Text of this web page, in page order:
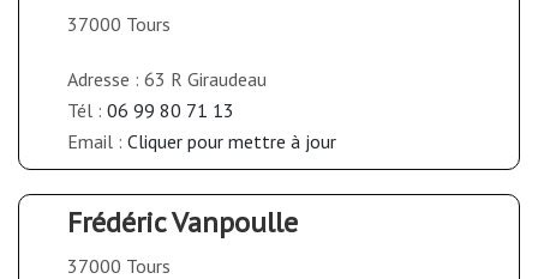
37000 Tours
Adresse : 63 R Giraudeau
Tél : 06 99 80 71 13
Email : Cliquer pour mettre à jour
Frédéric Vanpoulle
37000 Tours